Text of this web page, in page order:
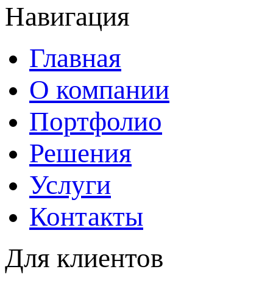
Навигация
Главная
О компании
Портфолио
Решения
Услуги
Контакты
Для клиентов